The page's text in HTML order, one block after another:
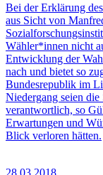
Bei der Erklärung
aus Sicht von
Wähler*innen nicht
Entwicklung der
nach und bietet so
Bundesrepublik im
Niedergang seien
verantwortlich, so
Erwartungen und
Blick verloren hätten.
28.03.2018